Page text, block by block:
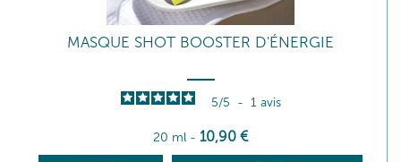
MASQUE SHOT BOOSTER D'ÉNERGIE
5/5 - 1 avis
20 ml - 10,90 €